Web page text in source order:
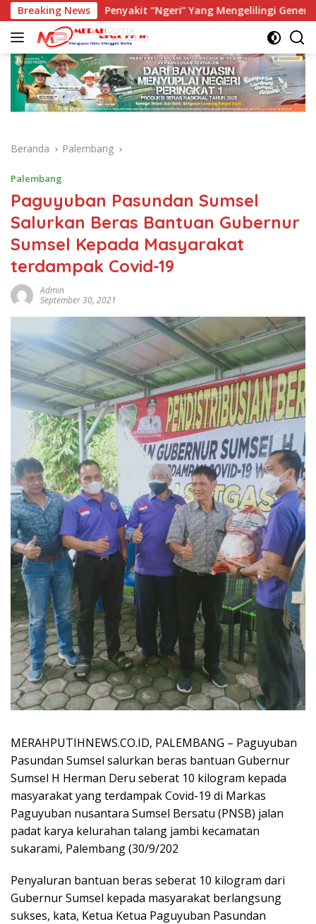
Langsung
ke
konten
Breaking News
Penyakit “Ngeri” Yang Mengelilingi Generasi
Beranda Palembang
Palembang
Paguyuban Pasundan Sumsel
Salurkan Beras Bantuan Gubernur
Sumsel Kepada Masyarakat
terdampak Covid-19
Admin
September 30, 2021
MERAHPUTIHNEWS.CO.ID, PALEMBANG – Paguyuban
Pasundan Sumsel salurkan beras bantuan Gubernur
Sumsel H Herman Deru seberat 10 kilogram kepada
masyarakat yang terdampak Covid-19 di Markas
Paguyuban nusantara Sumsel Bersatu (PNSB) jalan
padat karya kelurahan talang jambi kecamatan
sukarami, Palembang (30/9/202
Penyaluran bantuan beras seberat 10 kilogram dari
Gubernur Sumsel kepada masyarakat berlangsung
sukses, kata, Ketua Ketua Paguyuban Pasundan